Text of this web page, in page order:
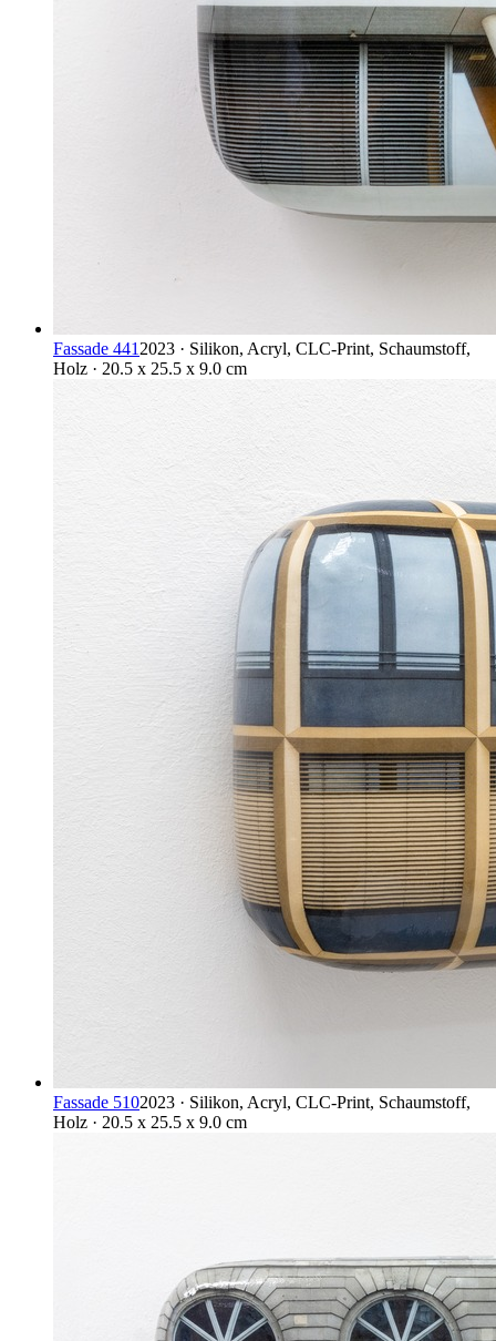
Fassade 441 2023 · Silikon, Acryl, CLC-Print, Schaumstoff,
Holz · 20.5 x 25.5 x 9.0 cm
Fassade 5102023 · Silikon, Acryl, CLC-Print, Schaumstoff,
Holz · 20.5 x 25.5 x 9.0 cm